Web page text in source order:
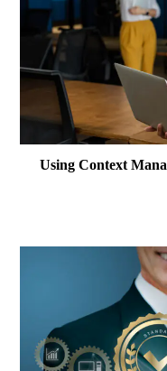
Using Context